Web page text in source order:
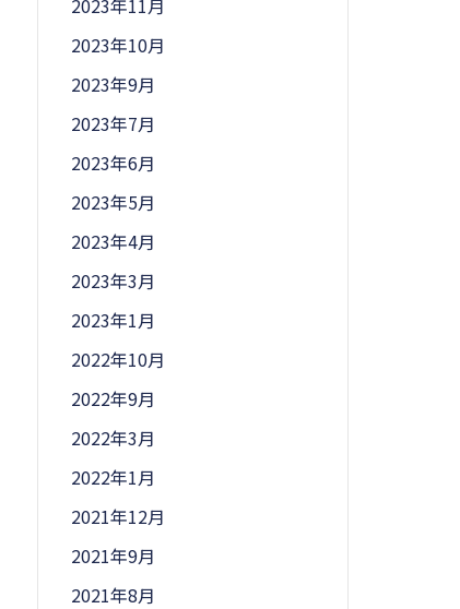
2023年11月
2023年10月
2023年9月
2023年7月
2023年6月
2023年5月
2023年4月
2023年3月
2023年1月
2022年10月
2022年9月
2022年3月
2022年1月
2021年12月
2021年9月
2021年8月